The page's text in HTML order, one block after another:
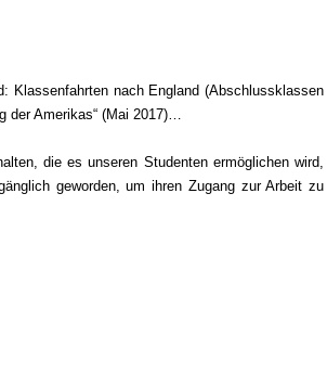
Klassenfahrten nach England (Abschlussklassen
der Amerikas“ (Mai 2017)…
die es unseren Studenten ermöglichen wird,
geworden, um ihren Zugang zur Arbeit zu